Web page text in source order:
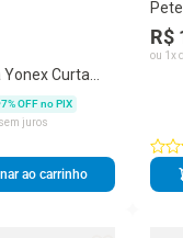
Curta
7% OFF no PIX
juros
ao carrinho
R$
ou 1 x